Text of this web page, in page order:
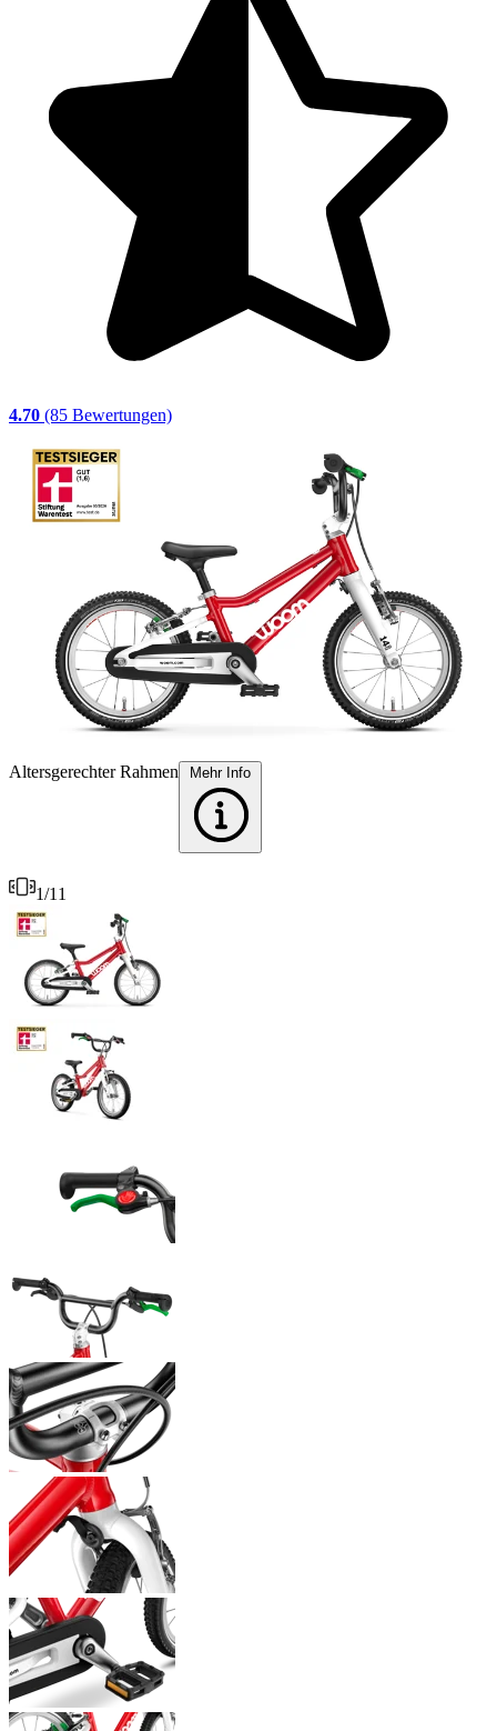
4.70 (85 Bewertungen)
Altersgerechter Rahmen
1/11